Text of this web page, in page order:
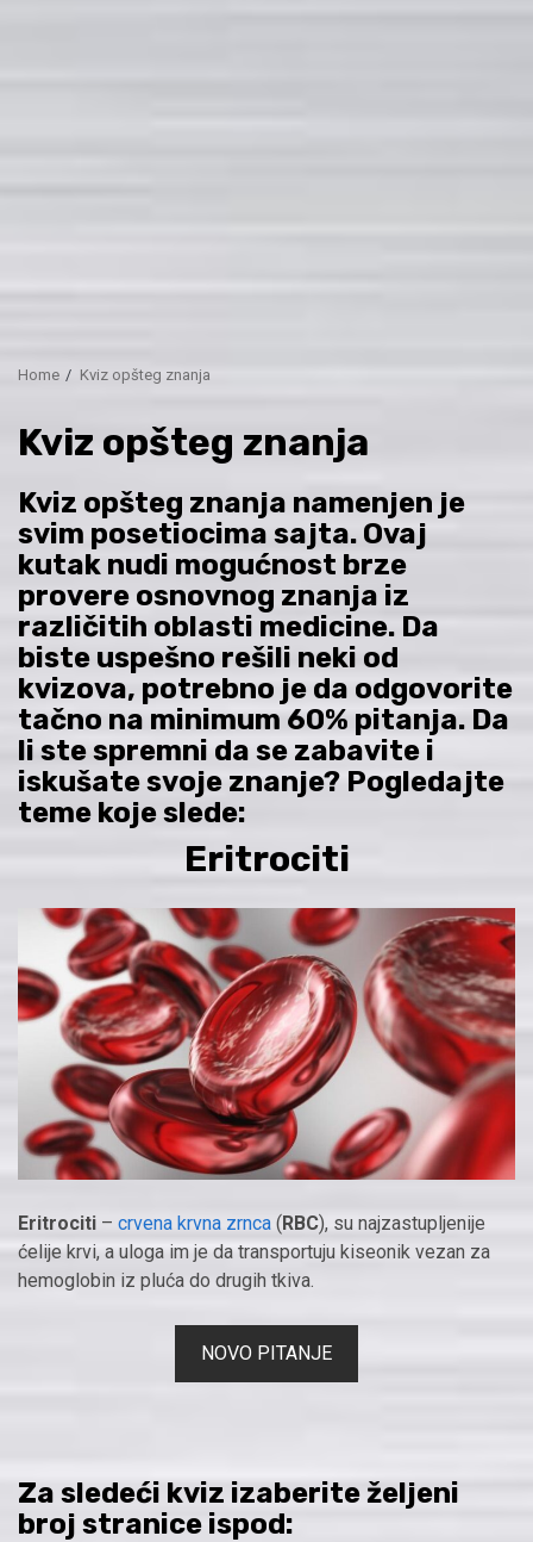
Home Kviz opšteg znanja
Kviz opšteg znanja
Kviz opšteg znanja namenjen je
svim posetiocima sajta. Ovaj
kutak nudi mogućnost brze
provere osnovnog znanja iz
različitih oblasti medicine. Da
biste uspešno rešili neki od
kvizova, potrebno je da odgovorite
tačno na minimum 60% pitanja. Da
li ste spremni da se zabavite i
iskušate svoje znanje? Pogledajte
teme koje slede:
Eritrociti
Eritrociti – crvena krvna zrnca (RBC), su najzastupljenije
ćelije krvi, a uloga im je da transportuju kiseonik vezan za
hemoglobin iz pluća do drugih tkiva.
NOVO PITANJE
Za sledeći kviz izaberite željeni
broj stranice ispod: